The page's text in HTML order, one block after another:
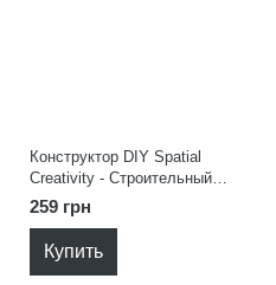
Конструктор DIY Spatial
Creativity - Строительный
самосвал DIY Spatial Creativity
LM9016
259 грн
Купить